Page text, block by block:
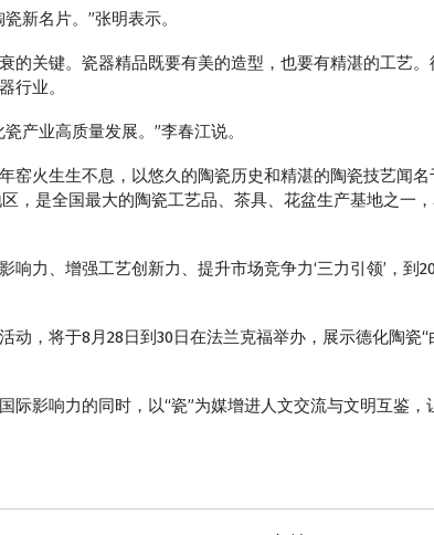
新名片。”张明表示。
关键。瓷器精品既要有美的造型，也要有精湛的工艺
行业。
产业高质量发展。”李春江说。
火生生不息，以悠久的陶瓷历史和精湛的陶瓷技艺闻名
，是全国最大的陶瓷工艺品、茶具、花盆生产基地之一
响力、增强工艺创新力、提升市场竞争力‘三力引领’，到
，将于8月28日到30日在法兰克福举办，展示德化陶瓷“
际影响力的同时，以“瓷”为媒增进人文交流与文明互鉴，